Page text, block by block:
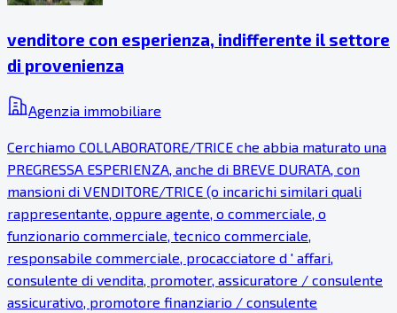
venditore con esperienza, indifferente il settore
di provenienza
Agenzia immobiliare
Cerchiamo COLLABORATORE/TRICE che abbia maturato una
PREGRESSA ESPERIENZA, anche di BREVE DURATA, con
mansioni di VENDITORE/TRICE (o incarichi similari quali
rappresentante, oppure agente, o commerciale, o
funzionario commerciale, tecnico commerciale,
responsabile commerciale, procacciatore d ' affari,
consulente di vendita, promoter, assicuratore / consulente
assicurativo, promotore finanziario / consulente